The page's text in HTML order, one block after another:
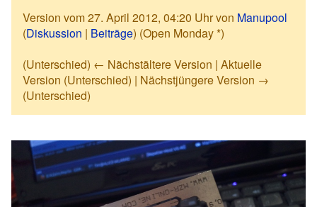
Version vom 27. April 2012, 04:20 Uhr von Manupool
(Diskussion | Beiträge) (Open Monday *)
(Unterschied) ← Nächstältere Version | Aktuelle
Version (Unterschied) | Nächstjüngere Version →
(Unterschied)